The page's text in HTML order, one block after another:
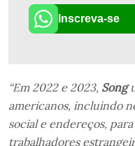
Inscreva-se
“Em 2022 e 2023, Song
americanos, incluindo
social e endereços,
trabalhadores